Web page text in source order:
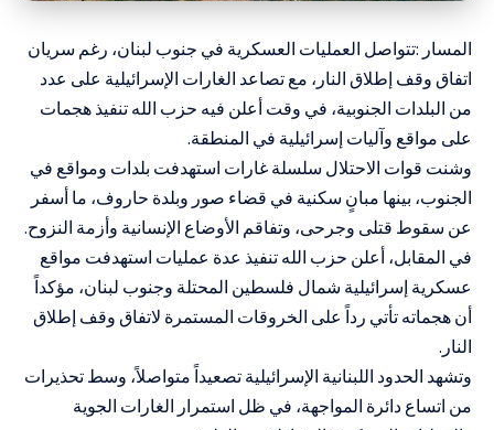
المسار :تتواصل العمليات العسكرية في جنوب لبنان، رغم سريان
اتفاق وقف إطلاق النار، مع تصاعد الغارات الإسرائيلية على عدد
من البلدات الجنوبية، في وقت أعلن فيه حزب الله تنفيذ هجمات
على مواقع وآليات إسرائيلية في المنطقة.
وشنت قوات الاحتلال سلسلة غارات استهدفت بلدات ومواقع في
الجنوب، بينها مبانٍ سكنية في قضاء صور وبلدة حاروف، ما أسفر
عن سقوط قتلى وجرحى، وتفاقم الأوضاع الإنسانية وأزمة النزوح.
في المقابل، أعلن حزب الله تنفيذ عدة عمليات استهدفت مواقع
عسكرية إسرائيلية شمال فلسطين المحتلة وجنوب لبنان، مؤكداً
أن هجماته تأتي رداً على الخروقات المستمرة لاتفاق وقف إطلاق
النار.
وتشهد الحدود اللبنانية الإسرائيلية تصعيداً متواصلاً، وسط تحذيرات
من اتساع دائرة المواجهة، في ظل استمرار الغارات الجوية